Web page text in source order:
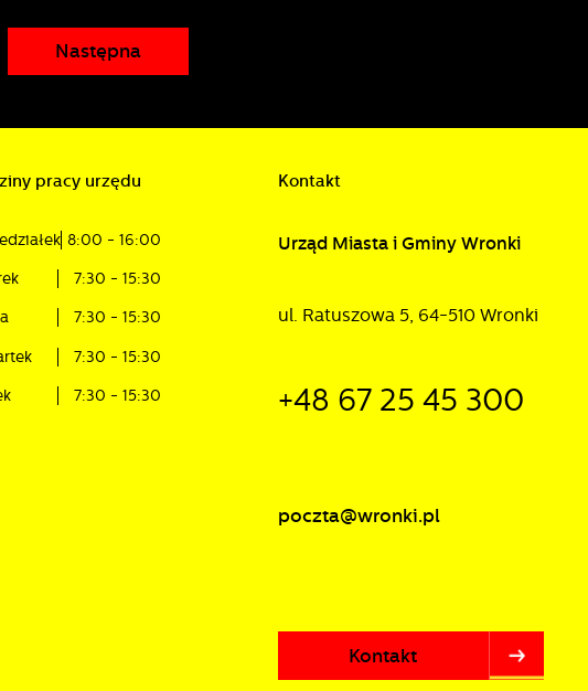
Następna
pracy urzędu
8:00 - 16:00
7:30 - 15:30
7:30 - 15:30
7:30 - 15:30
7:30 - 15:30
Kontakt
Urząd Miasta i Gminy Wronki
ul. Ratuszowa 5, 64-510 Wronki
+48 67 25 45 300
poczta@wronki.pl
Kontakt
na stronach
dostawców
treści w